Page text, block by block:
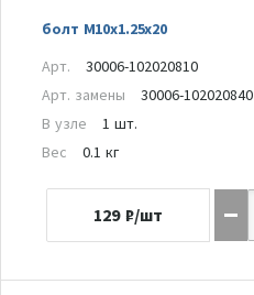
болт M10x1.25x20
Арт.
30006-102020810
Арт. замены
30006-102020840
В узле
1 шт.
Вес
0.1 кг
129 ₽/шт